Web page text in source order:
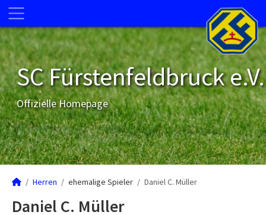
SC Fürstenfeldbruck e.V.
Offizielle Homepage
Herren ehemalige Spieler Daniel C. Müller
Daniel C. Müller